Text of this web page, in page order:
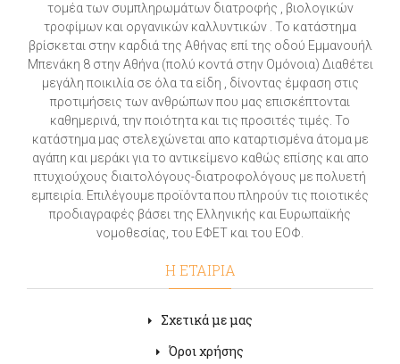
τομέα των συμπληρωμάτων διατροφής , βιολογικών
τροφίμων και οργανικών καλλυντικών . Το κατάστημα
βρίσκεται στην καρδιά της Αθήνας επί της οδού Εμμανουήλ
Μπενάκη 8 στην Αθήνα (πολύ κοντά στην Ομόνοια) Διαθέτει
μεγάλη ποικιλία σε όλα τα είδη , δίνοντας έμφαση στις
προτιμήσεις των ανθρώπων που μας επισκέπτονται
καθημερινά, την ποιότητα και τις προσιτές τιμές. Το
κατάστημα μας στελεχώνεται απο καταρτισμένα άτομα με
αγάπη και μεράκι για το αντικείμενο καθώς επίσης και απο
πτυχιούχους διαιτολόγους-διατροφολόγους με πολυετή
εμπειρία. Επιλέγουμε προϊόντα που πληρούν τις ποιοτικές
προδιαγραφές βάσει της Ελληνικής και Ευρωπαϊκής
νομοθεσίας, του ΕΦΕΤ και του ΕΟΦ.
Η ΕΤΑΙΡΙΑ
Σχετικά με μας
Όροι χρήσης